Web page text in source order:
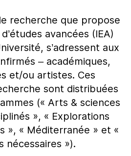
recherche que propose
avancées (IEA)
s’adressent aux
– académiques,
et/ou artistes. Ces
sont distribuées
(« Arts & sciences
», « Explorations
», « Méditerranée » et «
nécessaires »).